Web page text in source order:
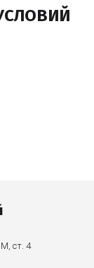
ст. 4